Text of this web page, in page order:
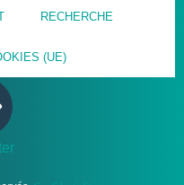
RECHERCHE
(UE)